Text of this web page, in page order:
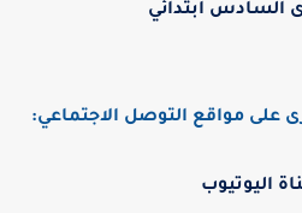
السادس ابتدائي
على مواقع التوصل الاجتماعي:
اليوتيوب